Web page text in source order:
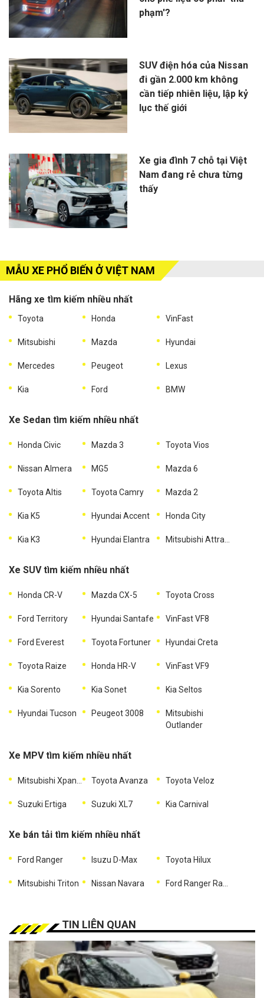
phạm'?
SUV điện hóa của Nissan
đi gần 2.000 km không
cần tiếp nhiên liệu, lập kỷ
lục thế giới
Xe gia đình 7 chỗ tại Việt
Nam đang rẻ chưa từng
thấy
MẪU XE PHỔ BIẾN Ở VIỆT NAM
Hãng xe tìm kiếm nhiều nhất
Toyota Honda VinFast
Mitsubishi Mazda Hyundai
Mercedes Peugeot Lexus
Kia Ford BMW
Xe Sedan tìm kiếm nhiều nhất
Honda Civic Mazda 3 Toyota Vios
Nissan Almera MG5 Mazda 6
Toyota Altis Toyota Camry Mazda 2
Kia K5 Hyundai Accent Honda City
Kia K3 Hyundai Elantra
Xe SUV tìm kiếm nhiều nhất
Honda CR-V Mazda CX-5 Toyota Cross
Ford Territory Hyundai Santafe VinFast VF8
Ford Everest Toyota Fortuner Hyundai Creta
Toyota Raize Honda HR-V VinFast VF9
Kia Sorento Kia Sonet Kia Seltos
Hyundai Tucson Peugeot 3008
Mitsubishi
Outlander
Xe MPV tìm kiếm nhiều nhất
Toyota Avanza Toyota Veloz
Suzuki Ertiga Suzuki XL7 Kia Carnival
Xe bán tải tìm kiếm nhiều nhất
Ford Ranger Isuzu D-Max Toyota Hilux
Mitsubishi Triton Nissan Navara
TIN LIÊN QUAN